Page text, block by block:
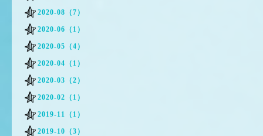
2020-08（7）
2020-06（1）
2020-05（4）
2020-04（1）
2020-03（2）
2020-02（1）
2019-11（1）
2019-10（3）